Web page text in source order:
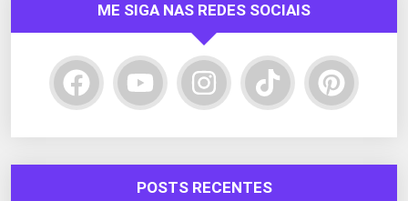
ME SIGA NAS REDES SOCIAIS
POSTS RECENTES